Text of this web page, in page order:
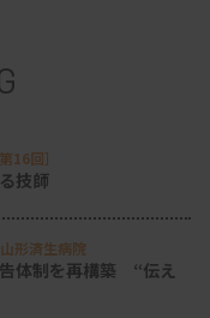
回］
技師
形済生病院
体制を再構築 “伝え